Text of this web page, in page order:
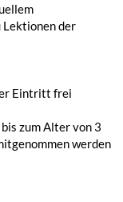
Lektionen der
Eintritt frei
zum Alter von 3
werden